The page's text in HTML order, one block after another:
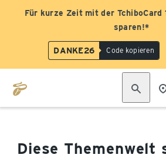
Für kurze Zeit mit der TchiboCard
sparen!*
DANKE26 Code kopieren
Diese